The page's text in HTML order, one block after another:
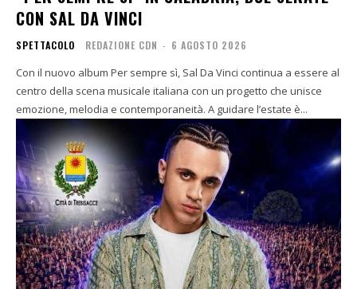
CON SAL DA VINCI
SPETTACOLO REDAZIONE CDN - 6 AGOSTO 2026
Con il nuovo album Per sempre sì, Sal Da Vinci continua a essere al
centro della scena musicale italiana con un progetto che unisce
emozione, melodia e contemporaneità. A guidare l’estate è...